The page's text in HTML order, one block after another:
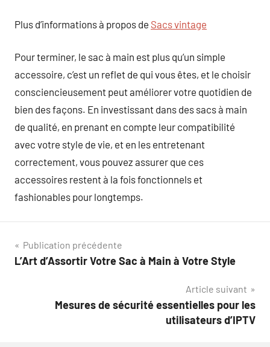
Plus d’informations à propos de Sacs vintage
Pour terminer, le sac à main est plus qu’un simple
accessoire, c’est un reflet de qui vous êtes, et le choisir
consciencieusement peut améliorer votre quotidien de
bien des façons. En investissant dans des sacs à main
de qualité, en prenant en compte leur compatibilité
avec votre style de vie, et en les entretenant
correctement, vous pouvez assurer que ces
accessoires restent à la fois fonctionnels et
fashionables pour longtemps.
Navigation
de
Publication précédente
L’Art d’Assortir Votre Sac à Main à Votre Style
Article suivant
Mesures de sécurité essentielles pour les
utilisateurs d’IPTV